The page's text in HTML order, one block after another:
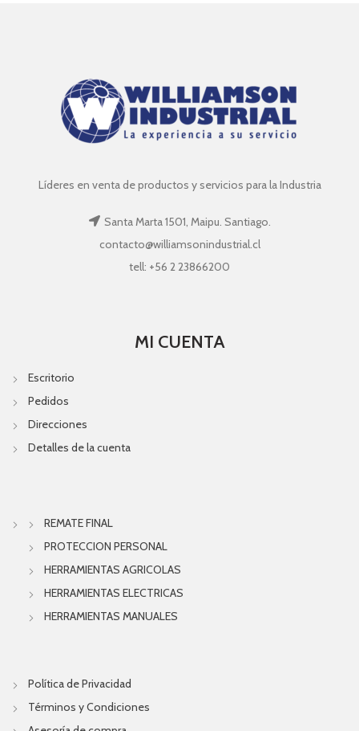
Líderes en venta de productos y servicios para la Industria
Santa Marta 1501, Maipu. Santiago.
contacto@williamsonindustrial.cl
tell: +56 2 23866200
MI CUENTA
Escritorio
Pedidos
Direcciones
Detalles de la cuenta
REMATE FINAL
PROTECCION PERSONAL
HERRAMIENTAS AGRICOLAS
HERRAMIENTAS ELECTRICAS
HERRAMIENTAS MANUALES
Política de Privacidad
Términos y Condiciones